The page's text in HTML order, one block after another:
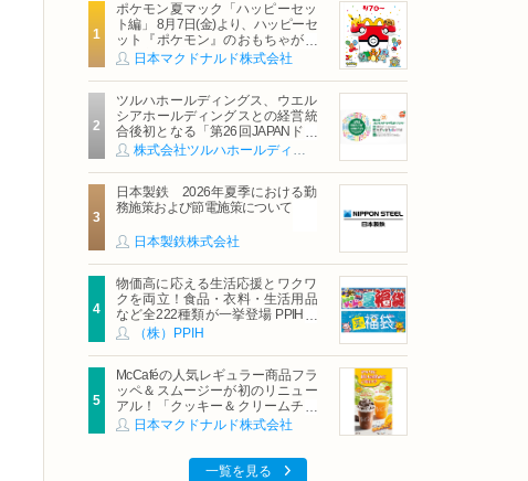
ポケモン夏マック「ハッピーセッ
ト編」 8月7日(金)より、ハッピーセ
ット『ポケモン』のおもちゃが期
間限定登場
日本マクドナルド株式会社
ツルハホールディングス、ウエル
シアホールディングスとの経営統
合後初となる「第26回JAPANドラ
ッグストアショー」に出展
株式会社ツルハホールディングス
日本製鉄 2026年夏季における勤
務施策および節電施策について
日本製鉄株式会社
物価高に応える生活応援とワクワ
クを両立！食品・衣料・生活用品
など全222種類が一挙登場 PPIHグ
ループ「夏福袋」＆セール 8月6日
（株）PPIH
McCaféの人気レギュラー商品フラ
ッペ＆スムージーが初のリニュー
アル！「クッキー＆クリームチョ
コフラッペ」「マンゴースムージ
日本マクドナルド株式会社
一覧を見る